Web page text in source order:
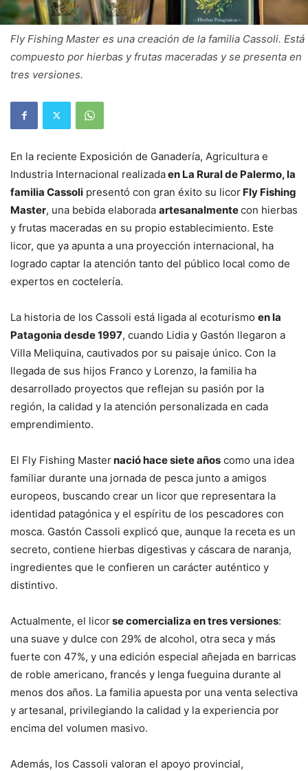
Fly Fishing Master es una creación de la familia Cassoli. Está
compuesto por hierbas y frutas maceradas y se presenta en
tres versiones.
En la reciente Exposición de Ganadería, Agricultura e
Industria Internacional realizadaen La Rural de Palermo, la
familia Cassoli presentó con gran éxito su licor Fly Fishing
Master, una bebida elaborada artesanalmentecon hierbas
y frutas maceradas en su propio establecimiento. Este
licor, que ya apunta a una proyección internacional, ha
logrado captar la atención tanto del público local como de
expertos en coctelería.
La historia de los Cassoli está ligada al ecoturismo en la
Patagonia desde 1997, cuando Lidia y Gastón llegaron a
Villa Meliquina, cautivados por su paisaje único. Con la
llegada de sus hijos Franco y Lorenzo, la familia ha
desarrollado proyectos que reflejan su pasión por la
región, la calidad y la atención personalizada en cada
emprendimiento.
El Fly Fishing Masternació hace siete años como una idea
familiar durante una jornada de pesca junto a amigos
europeos, buscando crear un licor que representara la
identidad patagónica y el espíritu de los pescadores con
mosca. Gastón Cassoli explicó que, aunque la receta es un
secreto, contiene hierbas digestivas y cáscara de naranja,
ingredientes que le confieren un carácter auténtico y
distintivo.
Actualmente, el licorse comercializa en tres versiones:
una suave y dulce con 29% de alcohol, otra seca y más
fuerte con 47%, y una edición especial añejada en barricas
de roble americano, francés y lenga fueguina durante al
menos dos años. La familia apuesta por una venta selectiva
y artesanal, privilegiando la calidad y la experiencia por
encima del volumen masivo.
Además, los Cassoli valoran el apoyo provincial,